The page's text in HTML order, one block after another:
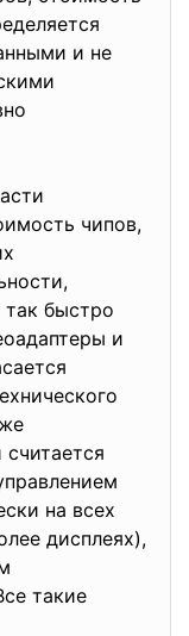
и не
чипов,
быстро
и
на всех
дисплеях),
такие